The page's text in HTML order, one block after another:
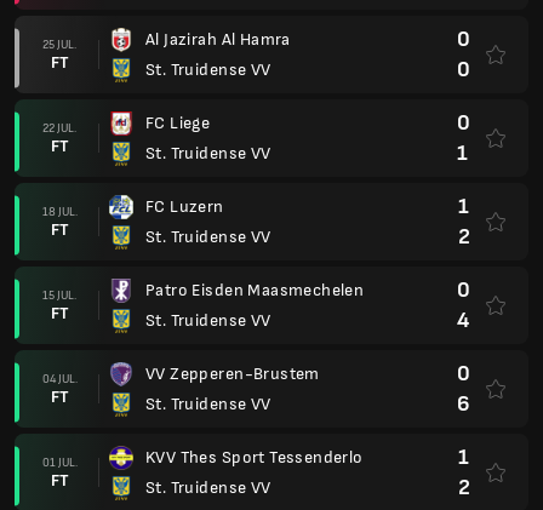
25 JUL.
FT
Al Jazirah Al Hamra
St. Truidense VV
0
0
22 JUL.
FT
FC Liege
St. Truidense VV
0
1
18 JUL.
FT
FC Luzern
St. Truidense VV
1
2
15 JUL.
FT
Patro Eisden Maasmechelen
St. Truidense VV
0
4
04 JUL.
FT
VV Zepperen-Brustem
St. Truidense VV
0
6
01 JUL.
FT
KVV Thes Sport Tessenderlo
St. Truidense VV
1
2